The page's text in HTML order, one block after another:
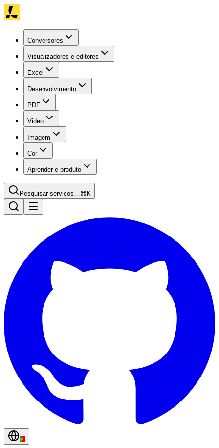
Conversores
Visualizadores e editores
Excel
Desenvolvimento
PDF
Video
Imagem
Cor
Aprender e produto
Pesquisar serviços…⌘K